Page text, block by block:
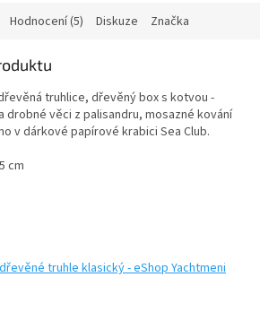
Hodnocení (5) Diskuze Značka
truhlice, dřevěný box s kotvou -
drobné věci z palisandru, mosazné kování
v dárkové papírové krabici Sea Club.
cm
truhle klasický - eShop Yachtmeni